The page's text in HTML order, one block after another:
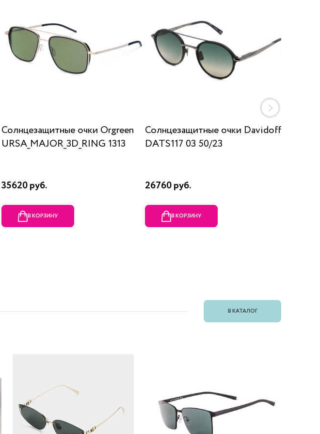
Солнцезащитные очки Orgreen
URSA_MAJOR_3D_RING 1313
35620 руб.
В КОРЗИНУ
Солнцезащитные очки Davidoff
DATS117 03 50/23
26760 руб.
В КОРЗИНУ
В КАТАЛОГ